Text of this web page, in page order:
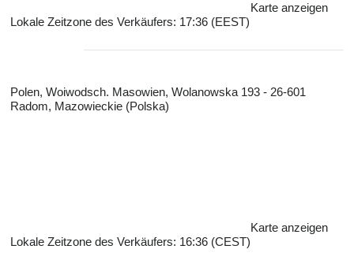
Karte anzeigen
Lokale Zeitzone des Verkäufers: 17:36 (EEST)
Polen, Woiwodsch. Masowien, Wolanowska 193 - 26-601
Radom, Mazowieckie (Polska)
Karte anzeigen
Lokale Zeitzone des Verkäufers: 16:36 (CEST)